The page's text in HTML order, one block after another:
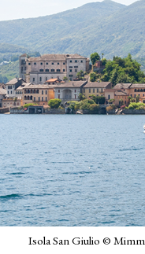
Isola San Giulio ©